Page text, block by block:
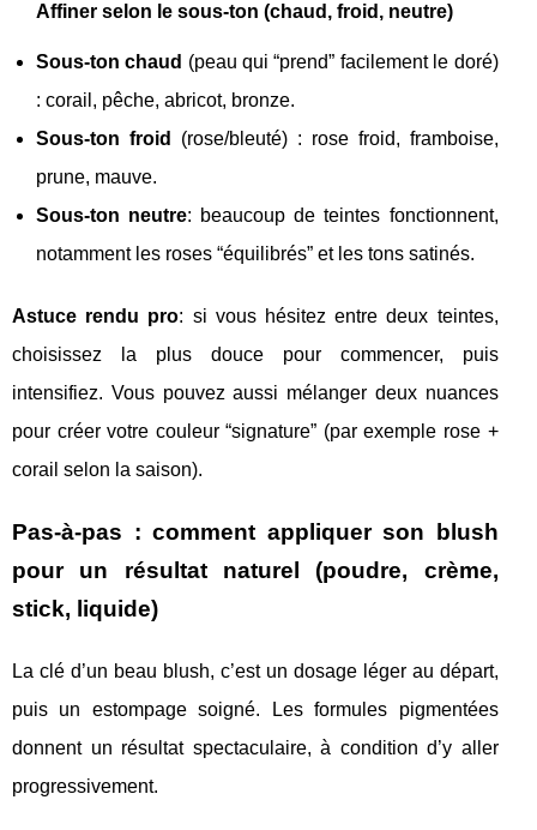
Affiner selon le sous-ton (chaud, froid, neutre)
Sous-ton chaud (peau qui “prend” facilement le doré)
: corail, pêche, abricot, bronze.
Sous-ton froid
(rose/bleuté) : rose froid, framboise,
prune, mauve.
Sous-ton neutre: beaucoup de teintes fonctionnent,
notamment les roses “équilibrés” et les tons satinés.
Astuce rendu pro: si vous hésitez entre deux teintes,
choisissez la plus douce pour commencer, puis
intensifiez. Vous pouvez aussi mélanger deux nuances
pour créer votre couleur “signature” (par exemple rose +
corail selon la saison).
Pas-à-pas : comment appliquer son blush
pour un résultat naturel (poudre, crème,
stick, liquide)
La clé d’un beau blush, c’est un dosage léger au départ,
puis un estompage soigné. Les formules pigmentées
donnent un résultat spectaculaire, à condition d’y aller
progressivement.